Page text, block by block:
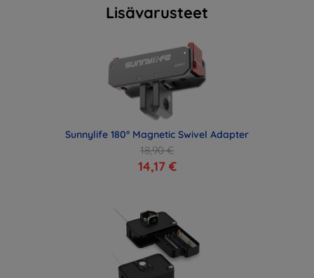
Lisävarusteet
Sunnylife 180° Magnetic Swivel Adapter
18,90 €
14,17 €